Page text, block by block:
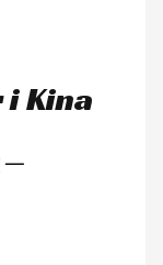
Kina
—